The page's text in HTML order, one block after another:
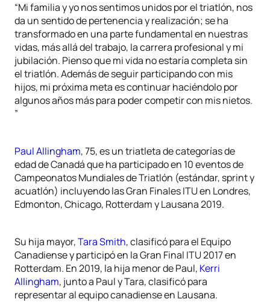
“Mi familia y yo nos sentimos unidos por el triatlón, nos
da un sentido de pertenencia y realización; se ha
transformado en una parte fundamental en nuestras
vidas, más allá del trabajo, la carrera profesional y mi
jubilación. Pienso que mi vida no estaría completa sin
el triatlón. Además de seguir participando con mis
hijos, mi próxima meta es continuar haciéndolo por
algunos años más para poder competir con mis nietos.
”
Paul Allingham, 75, es un triatleta de categorías de
edad de Canadá que ha participado en 10 eventos de
Campeonatos Mundiales de Triatlón (estándar, sprint y
acuatlón) incluyendo las Gran Finales ITU en Londres,
Edmonton, Chicago, Rotterdam y Lausana 2019.
Su hija mayor,Tara Smith, clasificó para el Equipo
Canadiense y participó en la Gran Final ITU 2017 en
Rotterdam. En 2019, la hija menor de Paul, Kerri
Allingham, junto a Paul y Tara, clasificó para
representar al equipo canadiense en Lausana.